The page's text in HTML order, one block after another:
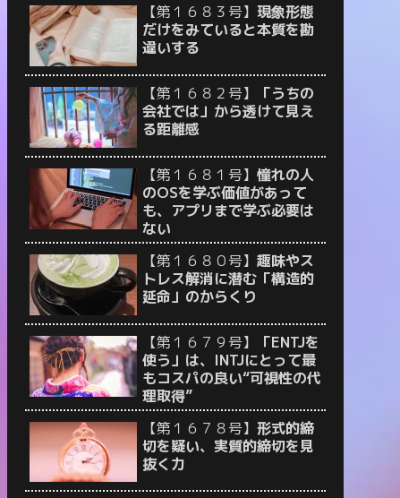
【第１６８３号】 現象形態
だけをみていると本質を勘
違いする
【第１６８２号】
「うちの
会社では」から透けて見え
る距離感
【第１６８１号】 憧れの人
のOSを学ぶ価値があって
も、アプリまで学ぶ必要は
ない
【第１６８０号】 趣味やス
トレス解消に潜む「構造的
延命」のからくり
【第１６７９号】
「ENTJを
使う」は、INTJにとって最
もコスパの良い“可視性の代
理取得”
【第１６７８号】 形式的締
切を疑い、実質的締切を見
抜く力